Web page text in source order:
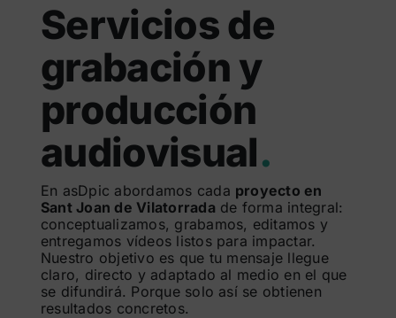
Servicios de
grabación y
producción
audiovisual.
En asDpic abordamos cada proyecto en
Sant Joan de Vilatorrada de forma integral:
conceptualizamos, grabamos, editamos y
entregamos vídeos listos para impactar.
Nuestro objetivo es que tu mensaje llegue
claro, directo y adaptado al medio en el que
se difundirá. Porque solo así se obtienen
resultados concretos.